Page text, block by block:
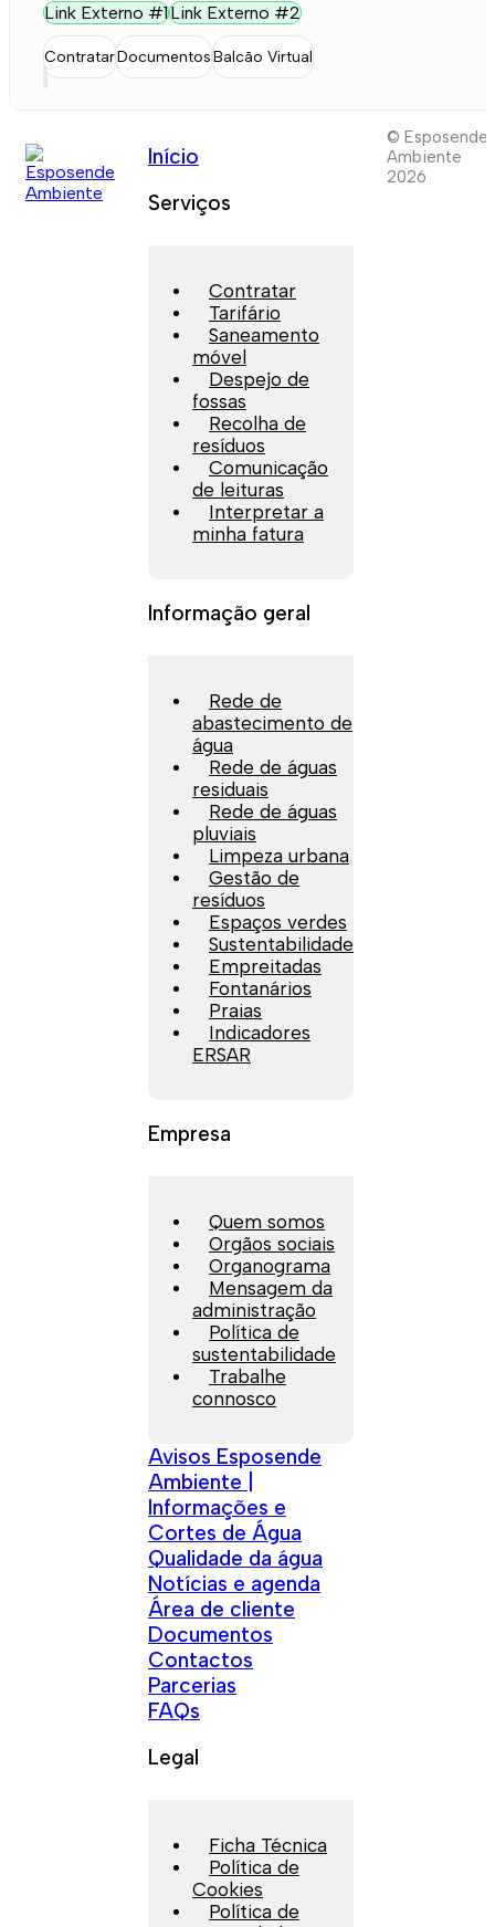
Link Externo #1Link Externo #2
ContratarDocumentosBalcão Virtual
Início
Serviços
Contratar
Tarifário
Saneamento
móvel
Despejo de
fossas
Recolha de
resíduos
Comunicação
de leituras
Interpretar a
minha fatura
Informação geral
Rede de
abastecimento de
água
Rede de águas
residuais
Rede de águas
pluviais
Limpeza urbana
Gestão de
resíduos
Espaços verdes
Sustentabilidade
Empreitadas
Fontanários
Praias
Indicadores
ERSAR
Empresa
Quem somos
Orgãos sociais
Organograma
Mensagem da
administração
Política de
sustentabilidade
Trabalhe
connosco
Avisos Esposende
Ambiente |
Informações e
Cortes de Água
Qualidade da água
Notícias e agenda
Área de cliente
Documentos
Contactos
Parcerias
FAQs
Legal
Ficha Técnica
Política de
Cookies
Política de
© Esposende
Ambiente
2026